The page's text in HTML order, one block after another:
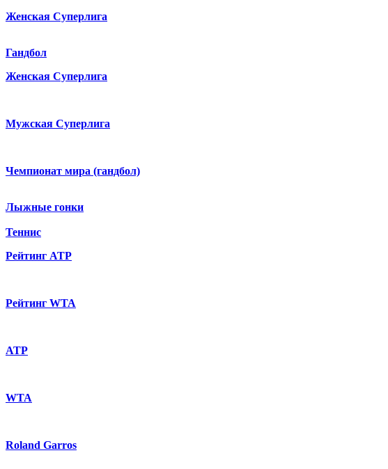
Женская Суперлига
Гандбол
Женская Суперлига
Мужская Суперлига
Чемпионат мира (гандбол)
Лыжные гонки
Теннис
Рейтинг ATP
Рейтинг WTA
ATP
WTA
Roland Garros